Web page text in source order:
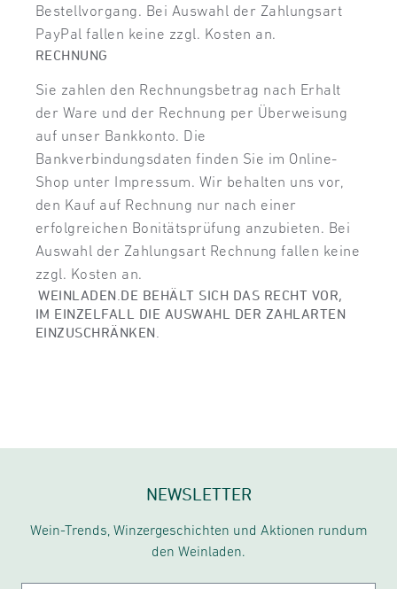
Bestellvorgang. Bei Auswahl der Zahlungsart
PayPal fallen keine zzgl. Kosten an.
RECHNUNG
Sie zahlen den Rechnungsbetrag nach Erhalt
der Ware und der Rechnung per Überweisung
auf unser Bankkonto. Die
Bankverbindungsdaten finden Sie im Online-
Shop unter Impressum. Wir behalten uns vor,
den Kauf auf Rechnung nur nach einer
erfolgreichen Bonitätsprüfung anzubieten. Bei
Auswahl der Zahlungsart Rechnung fallen keine
zzgl. Kosten an.
WEINLADEN.DE BEHÄLT SICH DAS RECHT VOR,
IM EINZELFALL DIE AUSWAHL DER ZAHLARTEN
EINZUSCHRÄNKEN.
NEWSLETTER
Wein-Trends, Winzergeschichten und Aktionen rundum
den Weinladen.